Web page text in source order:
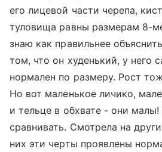
его лицевой части черепа,
туловища равны размерам 8-
знаю как правильнее
том, что он худенький, у него
нормален по размеру. Рост
Но вот маленькое личико,
и тельце в обхвате - они
сравнивать. Смотрела на
них эти черты проявлены